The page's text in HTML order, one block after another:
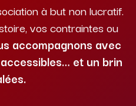
à but non lucratif.
vos contraintes ou
accompagnons avec
et un brin